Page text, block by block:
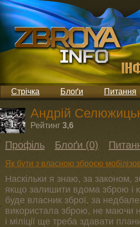
Стрічка Блоґи Питання
Андрій
Рейтинг 3,6
Профіль Блоґи (0)
Як бути з власною зброєю
Наскільки я знаю, за законом,
якщо залишити вдома зброю і
буде власник зброї, за
використала зброю, не маючи
і міліції ще треба здавати